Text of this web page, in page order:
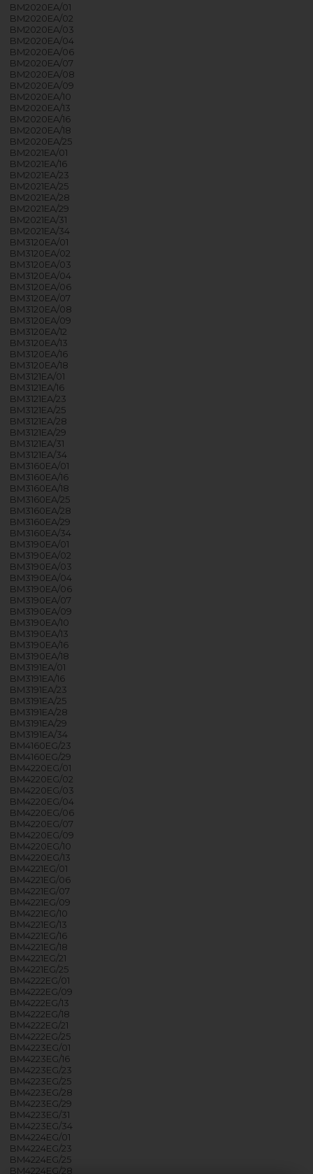
BM2020EA/01
BM2020EA/02
BM2020EA/03
BM2020EA/04
BM2020EA/06
BM2020EA/07
BM2020EA/08
BM2020EA/09
BM2020EA/10
BM2020EA/13
BM2020EA/16
BM2020EA/18
BM2020EA/25
BM2021EA/01
BM2021EA/16
BM2021EA/23
BM2021EA/25
BM2021EA/28
BM2021EA/29
BM2021EA/31
BM2021EA/34
BM3120EA/01
BM3120EA/02
BM3120EA/03
BM3120EA/04
BM3120EA/06
BM3120EA/07
BM3120EA/08
BM3120EA/09
BM3120EA/12
BM3120EA/13
BM3120EA/16
BM3120EA/18
BM3121EA/01
BM3121EA/16
BM3121EA/23
BM3121EA/25
BM3121EA/28
BM3121EA/29
BM3121EA/31
BM3121EA/34
BM3160EA/01
BM3160EA/16
BM3160EA/18
BM3160EA/25
BM3160EA/28
BM3160EA/29
BM3160EA/34
BM3190EA/01
BM3190EA/02
BM3190EA/03
BM3190EA/04
BM3190EA/06
BM3190EA/07
BM3190EA/09
BM3190EA/10
BM3190EA/13
BM3190EA/16
BM3190EA/18
BM3191EA/01
BM3191EA/16
BM3191EA/23
BM3191EA/25
BM3191EA/28
BM3191EA/29
BM3191EA/34
BM4160EG/23
BM4160EG/29
BM4220EG/01
BM4220EG/02
BM4220EG/03
BM4220EG/04
BM4220EG/06
BM4220EG/07
BM4220EG/09
BM4220EG/10
BM4220EG/13
BM4221EG/01
BM4221EG/06
BM4221EG/07
BM4221EG/09
BM4221EG/10
BM4221EG/13
BM4221EG/16
BM4221EG/18
BM4221EG/21
BM4221EG/25
BM4222EG/01
BM4222EG/09
BM4222EG/13
BM4222EG/18
BM4222EG/21
BM4222EG/25
BM4223EG/01
BM4223EG/16
BM4223EG/23
BM4223EG/25
BM4223EG/28
BM4223EG/29
BM4223EG/31
BM4223EG/34
BM4224EG/01
BM4224EG/23
BM4224EG/25
BM4224EG/28